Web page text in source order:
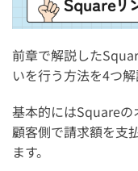
前章で解説した
いを行う方法を4つ解
基本的にはSquareの
顧客側で請求額を支
ます。